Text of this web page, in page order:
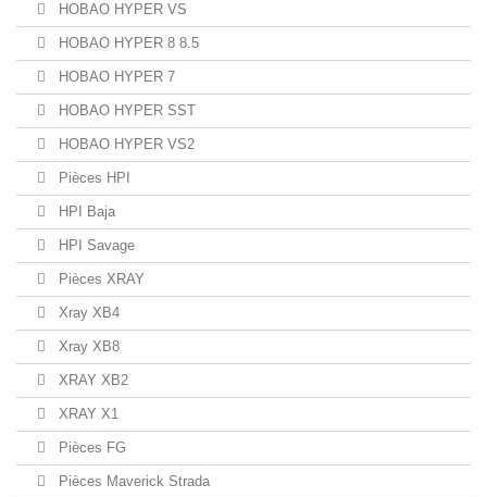
HOBAO HYPER VS
HOBAO HYPER 8 8.5
HOBAO HYPER 7
HOBAO HYPER SST
HOBAO HYPER VS2
Pièces HPI
HPI Baja
HPI Savage
Pièces XRAY
Xray XB4
Xray XB8
XRAY XB2
XRAY X1
Pièces FG
Pièces Maverick Strada